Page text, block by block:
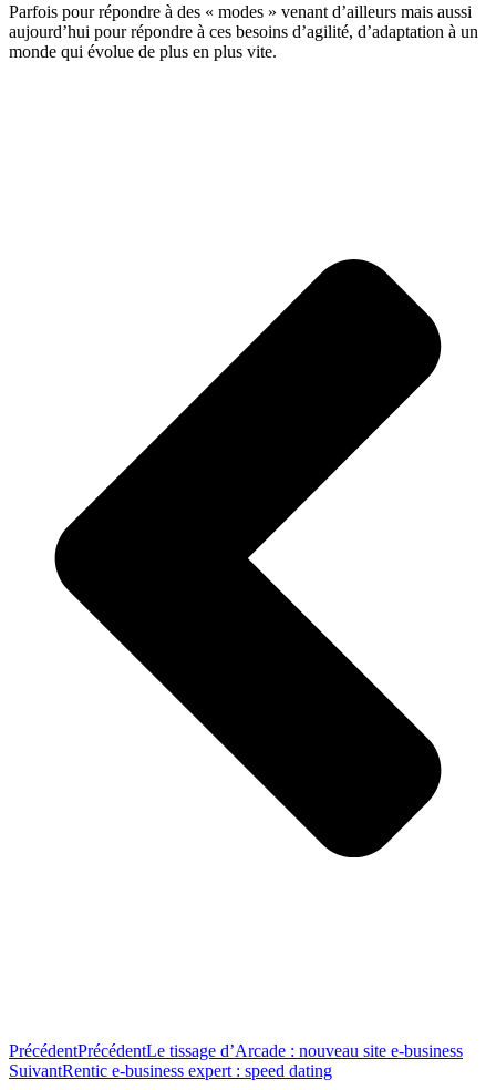
Parfois pour répondre à des « modes » venant d’ailleurs mais aussi
aujourd’hui pour répondre à ces besoins d’agilité, d’adaptation à un
monde qui évolue de plus en plus vite.
PrécédentPrécédentLe tissage d’Arcade : nouveau site e-business
SuivantRentic e-business expert : speed dating